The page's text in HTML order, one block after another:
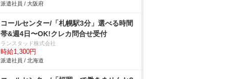
派遣社員 / 大阪府
コールセンター/「札幌駅3分」選べる時間
帯&週4日〜OK!クレカ問合せ受付
ランスタッド株式会社
時給1,300円
派遣社員 / 北海道